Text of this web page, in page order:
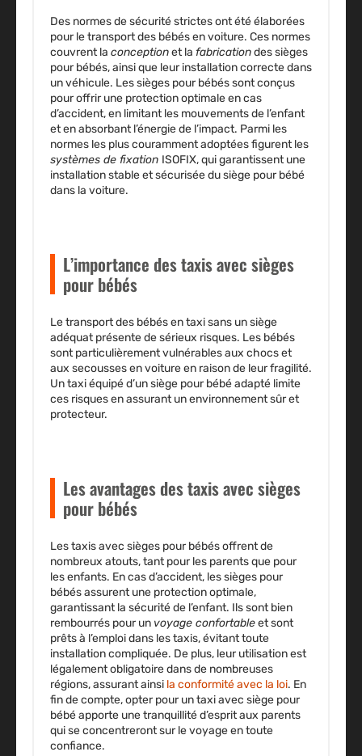
Des normes de sécurité strictes ont été élaborées
pour le transport des bébés en voiture. Ces normes
couvrent la conceptionet la fabricationdes sièges
pour bébés, ainsi que leur installation correcte dans
un véhicule. Les sièges pour bébés sont conçus
pour offrir une protection optimaleen cas
d’accident, en limitant les mouvements de l’enfant
et en absorbant l’énergie de l’impact. Parmi les
normes les plus couramment adoptées figurent les
systèmes de fixation ISOFIX, qui garantissent une
installation stable et sécurisée du siège pour bébé
dans la voiture.
L’importance des taxis avec sièges
pour bébés
Le transport des bébés en taxi sans un siège
adéquat présente de sérieux risques. Les bébés
sont particulièrement vulnérables aux chocs et
aux secousses en voiture en raison de leur fragilité.
Un taxi équipé d’un siège pour bébé adapté limite
ces risques en assurant unenvironnement sûr et
protecteur.
Les avantages des taxis avec sièges
pour bébés
Les taxis avec sièges pour bébés offrent de
nombreux atouts, tant pour les parents que pour
les enfants. En cas d’accident, les sièges pour
bébés assurent une protection optimale,
garantissant la sécurité de l’enfant. Ils sont bien
rembourrés pour un voyage confortableet sont
prêts à l’emploi dans les taxis, évitant toute
installation compliquée. De plus, leur utilisation est
légalement obligatoire dans de nombreuses
régions, assurant ainsi la conformité avec la loi. En
fin de compte, opter pour un taxi avec siège pour
bébé apporte une tranquillité d’esprit aux parents
qui se concentreront sur le voyage en toute
confiance.